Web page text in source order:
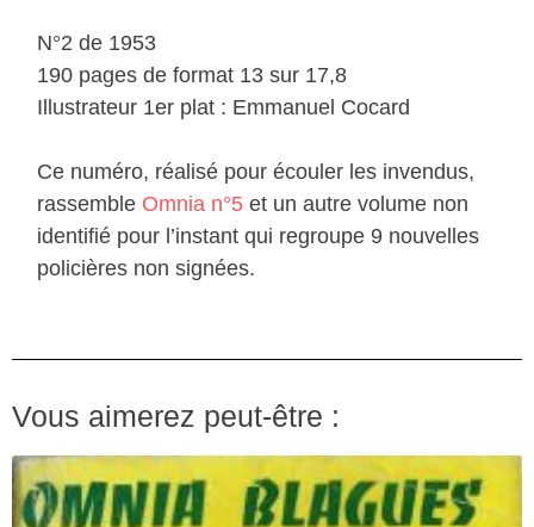
N°2 de 1953
190 pages de format 13 sur 17,8
Illustrateur 1er plat : Emmanuel Cocard
Ce numéro, réalisé pour écouler les invendus,
rassemble Omnia n°5 et un autre volume non
identifié pour l’instant qui regroupe 9 nouvelles
policières non signées.
Vous aimerez peut-être :